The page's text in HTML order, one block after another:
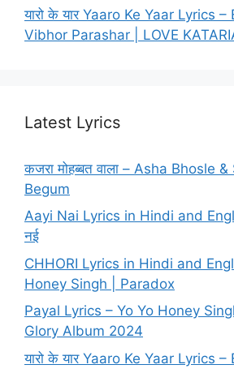
यारो के यार Yaaro Ke Yaar Lyrics –
Vibhor Parashar | LOVE
Latest Lyrics
कजरा मोहब्बत वाला – Asha Bhosle
Begum
Aayi Nai Lyrics in Hindi and
नई
CHHORI Lyrics in Hindi and
Honey Singh | Paradox
Payal Lyrics – Yo Yo Honey
Glory Album 2024
यारो के यार Yaaro Ke Yaar Lyrics –